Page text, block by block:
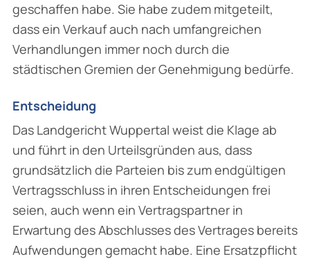
geschaffen habe. Sie habe zudem mitgeteilt,
dass ein Verkauf auch nach umfangreichen
Verhandlungen immer noch durch die
städtischen Gremien der Genehmigung bedürfe.
Entscheidung
Das Landgericht Wuppertal weist die Klage ab
und führt in den Urteilsgründen aus, dass
grundsätzlich die Parteien bis zum endgültigen
Vertragsschluss in ihren Entscheidungen frei
seien, auch wenn ein Vertragspartner in
Erwartung des Abschlusses des Vertrages bereits
Aufwendungen gemacht habe. Eine Ersatzpflicht